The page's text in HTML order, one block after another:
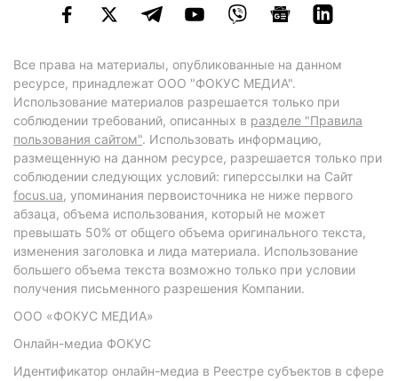
Все права на материалы, опубликованные на данном
ресурсе, принадлежат ООО "ФОКУС МЕДИА".
Использование материалов разрешается только при
соблюдении требований, описанных в разделе "Правила
пользования сайтом". Использовать информацию,
размещенную на данном ресурсе, разрешается только при
соблюдении следующих условий: гиперссылки на Сайт
focus.ua, упоминания первоисточника не ниже первого
абзаца, объема использования, который не может
превышать 50% от общего объема оригинального текста,
изменения заголовка и лида материала. Использование
большего объема текста возможно только при условии
получения письменного разрешения Компании.
ООО «ФОКУС МЕДИА»
Онлайн-медиа ФОКУС
Идентификатор онлайн-медиа в Реестре субъектов в сфере